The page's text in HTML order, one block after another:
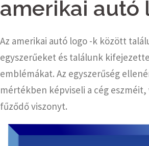
amerikai autó
Az amerikai autó logo -k között
egyszerűeket és találunk
emblémákat. Az egyszerűség
mértékben képviseli a cég eszméit,
fűződő viszonyt.